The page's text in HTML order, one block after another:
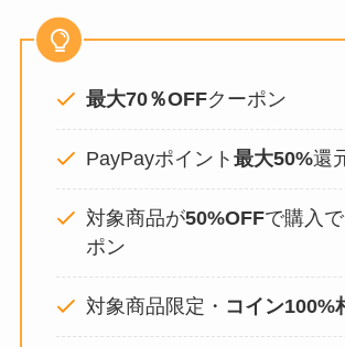
最大70％OFFクーポン
PayPayポイント最大50%還
対象商品が50%OFFで購入
ポン
対象商品限定・ コイン100%